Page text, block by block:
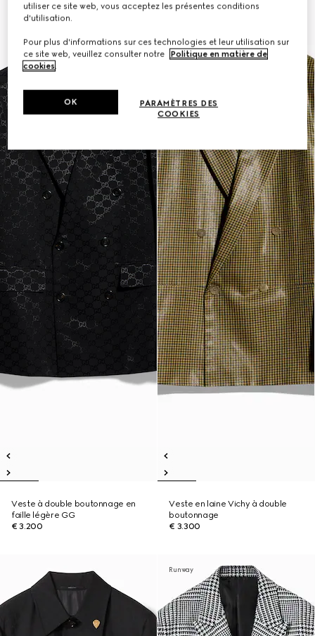
Veste à double boutonnage en
faille légère GG
€ 3.200
Veste en laine Vichy à double
boutonnage
€ 3.300
Runway
utiliser ce site web, vous acceptez les présentes conditions
d'utilisation.
Pour plus d'informations sur ces technologies et leur utilisation sur
ce site web, veuillez consulter notre
Politique en matière de
cookies.
PARAMÈTRES DES
COOKIES
OK